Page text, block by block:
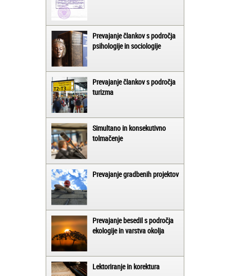
Prevajanje člankov s področja
psihologije in sociologije
Prevajanje člankov s področja
turizma
Simultano in konsekutivno
tolmačenje
Prevajanje gradbenih projektov
Prevajanje besedil s področja
ekologije in varstva okolja
Lektoriranje in korektura